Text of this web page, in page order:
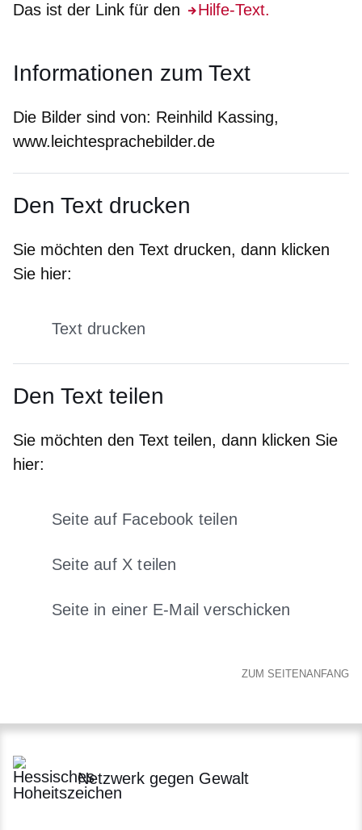
Das ist der Link für den Hilfe-Text.
Informationen zum Text
Die Bilder sind von: Reinhild Kassing,
www.leichtesprachebilder.de
Den Text drucken
Sie möchten den Text drucken, dann klicken
Sie hier:
Text drucken
Den Text teilen
Sie möchten den Text teilen, dann klicken Sie
hier:
Seite auf Facebook teilen
Öffnet sich in einem neuen
Seite auf X teilen
Öffnet sich in einem neuen Fenster
Seite in einer E-Mail verschicken
Öffnet sich in einem neuen
ZUM SEITENANFANG
Netzwerk gegen Gewalt